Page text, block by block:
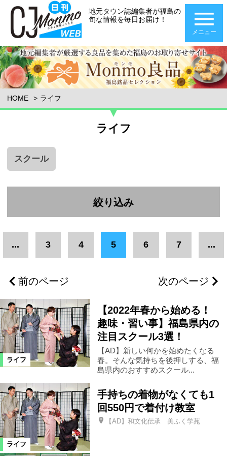
地元タウン誌編集者が福島の
旬な情報を毎日お届け！
メニュー
HOME ライフ
ライフ
スクール
絞り込み
エリア
福島市 県北エリア 福島県全域
会津若松市 会津エリア
南相馬市 浜通りエリア 伊達市
二本松市 いわき市
猪苗代町 桑折町 三春町
喜多方市 相馬市
前のページ
... 3 4 5 6 7 ...
次のページ
ライフ
【2022年春から始める！
趣味・習い事】福島県内の
注目スクール3選！
【AD】新しい何かを始めたくなる
春。そんな気持ちを後押しする、福
島県内のおすすめスクール...
ライフ
手持ちの着物がなくても1
回550円で着付け教室
【AD】和文化伝承 美ふく学苑